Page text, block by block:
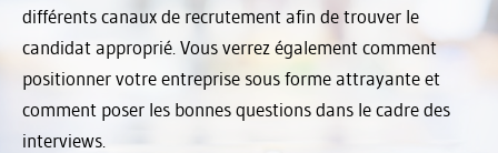
différents canaux de recrutement afin de trouver le
candidat approprié. Vous verrez également comment
positionner votre entreprise sous forme attrayante et
comment poser les bonnes questions dans le cadre des
interviews.